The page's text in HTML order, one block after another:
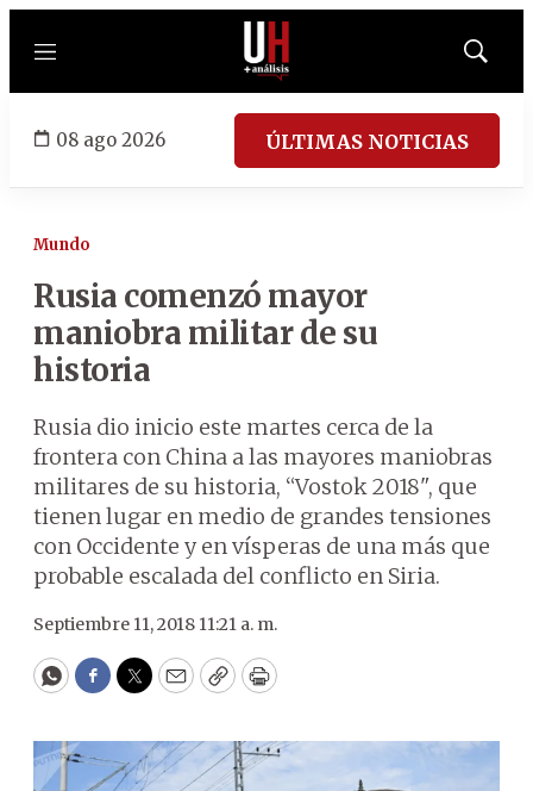
Menú
Mostrar
08 ago 2026 ÚLTIMAS NOTICIAS
Mundo
Rusia comenzó mayor
maniobra militar de su
historia
Rusia dio inicio este martes cerca de la
frontera con China a las mayores maniobras
militares de su historia, “Vostok 2018", que
tienen lugar en medio de grandes tensiones
con Occidente y en vísperas de una más que
probable escalada del conflicto en Siria.
Septiembre 11, 2018 11:21 a. m.
WhatsApp
Facebook
Twitter
EmailCopyPrint